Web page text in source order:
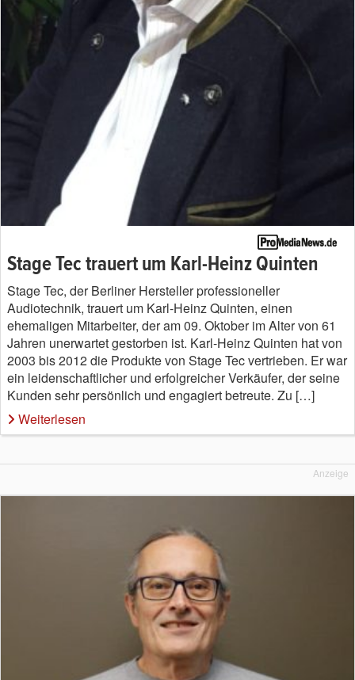
Stage Tec trauert um Karl-Heinz Quinten
Stage Tec, der Berliner Hersteller professioneller
Audiotechnik, trauert um Karl-Heinz Quinten, einen
ehemaligen Mitarbeiter, der am 09. Oktober im Alter von 61
Jahren unerwartet gestorben ist. Karl-Heinz Quinten hat von
2003 bis 2012 die Produkte von Stage Tec vertrieben. Er war
ein leidenschaftlicher und erfolgreicher Verkäufer, der seine
Kunden sehr persönlich und engagiert betreute. Zu […]
Weiterlesen
Anzeige